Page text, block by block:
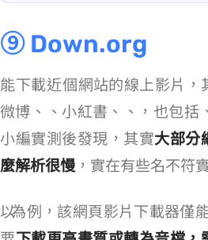
⑨ Down.org
能下載近 60 個網站的線上影片，其中包括
微博、LinkedIn、小紅書、TED、Telegram，也包括 Spotify、
小編實測後發現，其實大部分
麼解析很慢，實在有些名不符
以 YouTube 為例，該網頁影片下載器僅能